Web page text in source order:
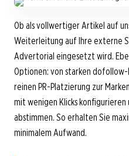
Ob als vollwertiger Artikel auf
Weiterleitung auf Ihre externe
Advertorial eingesetzt wird.
Optionen: von starken dofollow-
reinen PR-Platzierung zur
mit wenigen Klicks
abstimmen. So erhalten Sie
minimalem Aufwand.